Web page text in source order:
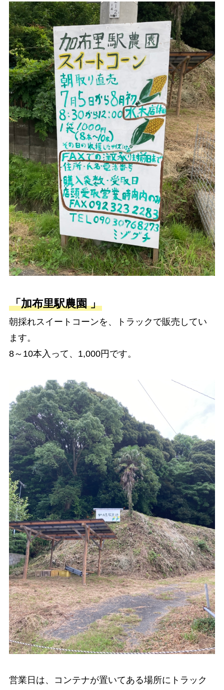
「加布里駅農園 」
朝採れスイートコーンを、トラックで販売してい
ます。
8～10本入って、1,000円です。
営業日は、コンテナが置いてある場所にトラック